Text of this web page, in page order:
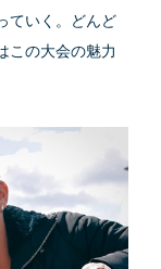
ていく。どんど
この大会の魅力